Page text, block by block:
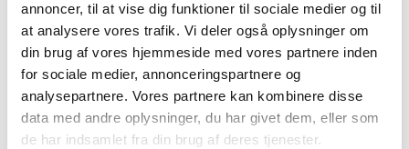
annoncer, til at vise dig funktioner til sociale medier og til
at analysere vores trafik. Vi deler også oplysninger om
din brug af vores hjemmeside med vores partnere inden
for sociale medier, annonceringspartnere og
analysepartnere. Vores partnere kan kombinere disse
data med andre oplysninger, du har givet dem, eller som
de har indsamlet fra din brug af deres tjenester.
Dit navn*
Din email *